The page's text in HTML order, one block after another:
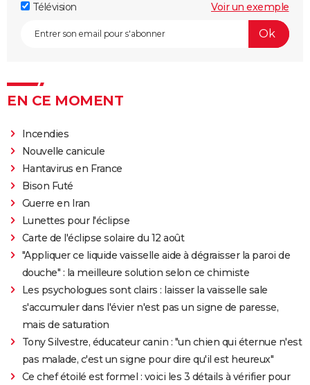
pourtant que quelques minutes
Le diable s'habille en Prada 2 : le film aura-t-il droit à
nominations aux Oscars ont provoqué un tollé
Astérix et Obélix et L'Empire du Milieu : casting,
Kaamelott, premier volet : quand sort la suite du film
au cinéma ?
Qu'est-ce qu'on a fait au Bon Dieu 3 : une suite est-
elle prévue ?
Fratè
Les Tuche 4 : la mort de Michel Blanc a été "terrible"
pour Jean-Paul Rouve
En même temps
Les Aventures de Rabbi Jacob
L'Origine du monde
Télévision
Voir un exemple
EN CE MOMENT
Incendies
Nouvelle canicule
Hantavirus en France
Bison Futé
Guerre en Iran
Lunettes pour l'éclipse
Carte de l'éclipse solaire du 12 août
"Appliquer ce liquide vaisselle aide à dégraisser la paroi de
douche" : la meilleure solution selon ce chimiste
Les psychologues sont clairs : laisser la vaisselle sale
s'accumuler dans l'évier n'est pas un signe de paresse,
mais de saturation
Tony Silvestre, éducateur canin : "un chien qui éternue n'est
pas malade, c'est un signe pour dire qu'il est heureux"
Ce chef étoilé est formel : voici les 3 détails à vérifier pour